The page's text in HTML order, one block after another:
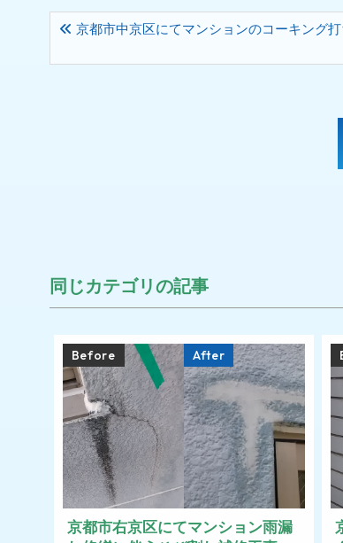
京都市中京区にてマンションのコーキング
同じカテゴリの記事
Before After
京都市右京区にてマンション雨漏